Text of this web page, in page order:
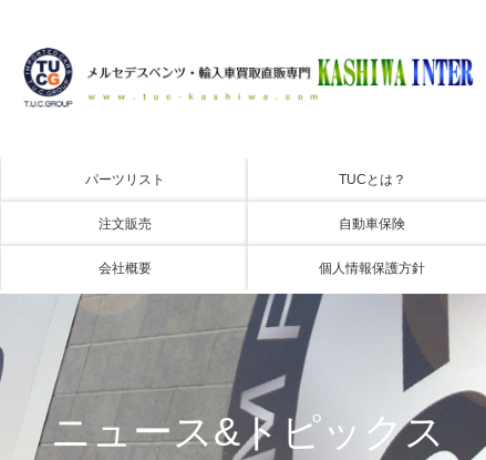
パーツリスト TUCとは？
注文販売 自動車保険
会社概要 個人情報保護方針
ニュース&トピックス